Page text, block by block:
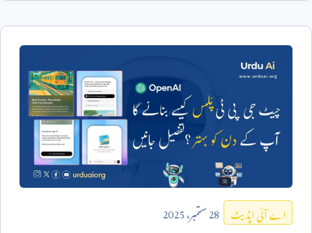
اے آئی اپڈیٹ 28ستمبر،2025